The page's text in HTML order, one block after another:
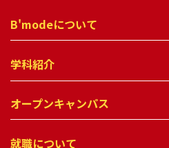
B'modeについて
学科紹介
オープンキャンパス
就職について